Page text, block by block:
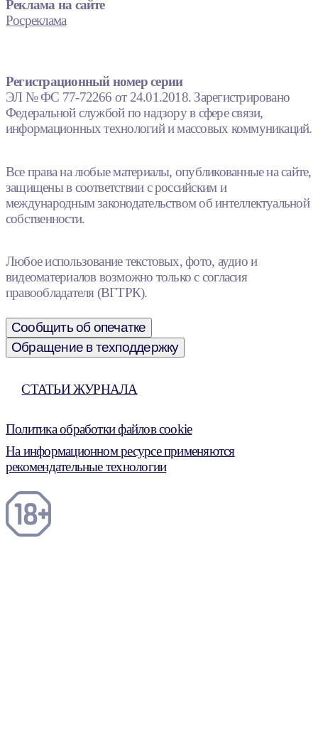
Реклама на сайте
Росреклама
Регистрационный номер серии
ЭЛ № ФС 77-72266 от 24.01.2018. Зарегистрировано
Федеральной службой по надзору в сфере связи,
информационных технологий и массовых коммуникаций.
Все права на любые материалы, опубликованные на сайте,
защищены в соответствии с российским и
международным законодательством об интеллектуальной
собственности.
Любое использование текстовых, фото, аудио и
видеоматериалов возможно только с согласия
правообладателя (ВГТРК).
Сообщить об опечатке
Обращение в техподдержку
СТАТЬИ ЖУРНАЛА
Политика обработки файлов cookie
На информационном ресурсе применяются
рекомендательные технологии